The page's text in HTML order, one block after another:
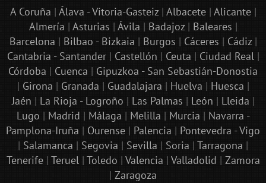
A Coruña | Álava - Vitoria-Gasteiz| Albacete| Alicante|
Almería | Asturias | Ávila | Badajoz| Baleares |
Barcelona | Bilbao - Bizkaia | Burgos | Cáceres | Cádiz|
Cantabria - Santander| Castellón | Ceuta | Ciudad Real|
Córdoba | Cuenca | Gipuzkoa - San Sebastián-Donostia
| Girona | Granada | Guadalajara | Huelva | Huesca |
Jaén | La Rioja - Logroño | Las Palmas | León | Lleida |
Lugo | Madrid | Málaga | Melilla | Murcia | Navarra -
Pamplona-Iruña | Ourense | Palencia | Pontevedra - Vigo
| Salamanca | Segovia | Sevilla | Soria | Tarragona |
Tenerife| Teruel| Toledo | Valencia | Valladolid | Zamora
| Zaragoza